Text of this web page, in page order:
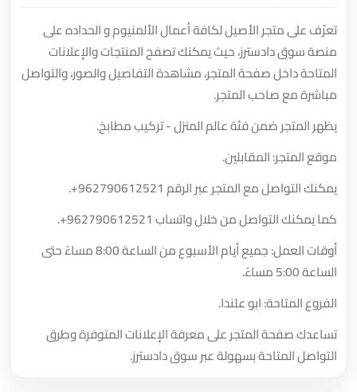
تعرّف على متجر الأصيل لكافة أعمال الألمنيوم و الحداده على
منصة سوق دادسترز، حيث يمكنك تصفح المنتجات والإعلانات
المتاحة داخل صفحة المتجر، مشاهدة التفاصيل والصور، والتواصل
مباشرة مع صاحب المتجر.
يظهر المتجر ضمن فئة عالم المنزل - تركيب مطابخ.
موقع المتجر: المقابلين.
يمكنك التواصل مع المتجر عبر الرقم +962790612521
.
كما يمكنك التواصل من خلال واتساب +962790612521
.
أوقات العمل: جميع أيام الأسبوع من الساعة 8:00 مساءً حتى
الساعة 5:00 مساءً.
الفروع المتاحة: ابو علندا.
تساعدك صفحة المتجر على معرفة الإعلانات المتوفرة وطرق
التواصل المتاحة بسهولة عبر سوق دادسترز.